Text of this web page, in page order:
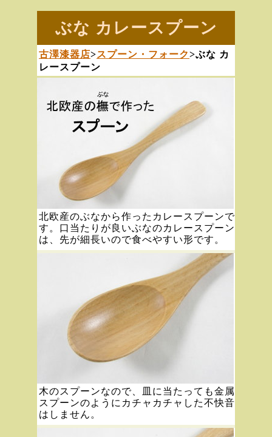
ぶな カレースプーン
古澤漆器店>スプーン・フォーク>ぶな カ
レースプーン
北欧産のぶなから作ったカレースプーンで
す。口当たりが良いぶなのカレースプーン
は、先が細長いので食べやすい形です。
木のスプーンなので、皿に当たっても金属
スプーンのようにカチャカチャした不快音
はしません。